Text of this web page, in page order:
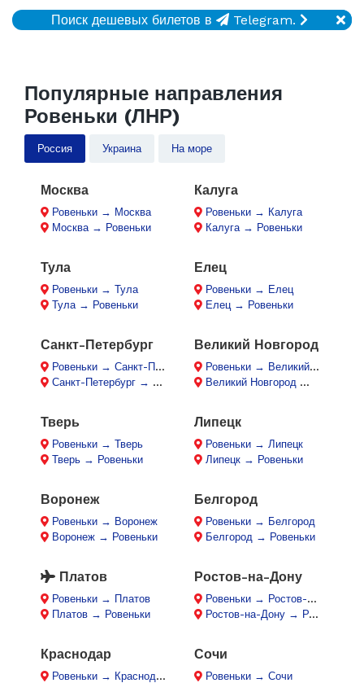
Поиск дешевых билетов в Telegram.
Популярные направления
Ровеньки (ЛНР)
Россия Украина На море
Москва
Ровеньки → Москва
Москва → Ровеньки
Калуга
Ровеньки → Калуга
Калуга → Ровеньки
Тула
Ровеньки → Тула
Тула → Ровеньки
Елец
Ровеньки → Елец
Елец → Ровеньки
Санкт-Петербург
Ровеньки → Санкт-Петербург
Санкт-Петербург → Ровеньки
Великий Новгород
Ровеньки → Великий Новгород
Великий Новгород → Ровеньки
Тверь
Ровеньки → Тверь
Тверь → Ровеньки
Липецк
Ровеньки → Липецк
Липецк → Ровеньки
Воронеж
Ровеньки → Воронеж
Воронеж → Ровеньки
Белгород
Ровеньки → Белгород
Белгород → Ровеньки
Платов
Ровеньки → Платов
Платов → Ровеньки
Ростов-на-Дону
Ровеньки → Ростов-на-Дону
Ростов-на-Дону → Ровеньки
Краснодар
Ровеньки → Краснодар
Сочи
Ровеньки → Сочи